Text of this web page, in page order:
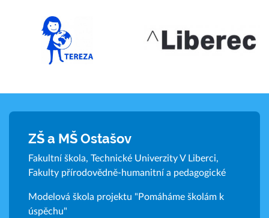
ZŠ a MŠ Ostašov
Fakultní škola, Technické Univerzity V Liberci,
Fakulty přírodovědně-humanitní a pedagogické
Modelová škola projektu "Pomáháme školám k
úspěchu"